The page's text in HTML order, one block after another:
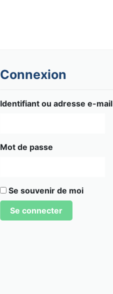
Connexion
Identifiant ou adresse e-mail
Mot de passe
Se souvenir de moi